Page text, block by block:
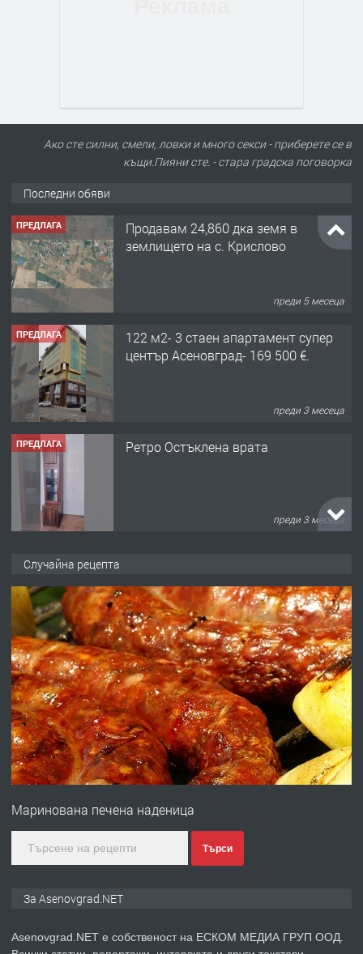
Ако сте силни, смели, ловки и много секси - приберете се в
къщи.Пияни сте. - стара градска поговорка
Последни обяви
ПРЕДЛАГА
Продавам 24,860 дка земя в
землището на с. Крислово
преди 5 месеца
ПРЕДЛАГА
122 м2- 3 стаен апартамент супер
център Асеновград- 169 500 €.
преди 3 месеца
ПРЕДЛАГА Ретро Остъклена врата
преди 3 месеца
преди 10 месеца
ПРЕДЛАГА
Професионална броячна машина -
със сертификат от ЕЦБ
преди 1 година
ПРЕДЛАГА
Професионална зеленчукорезачка
Случайна рецепта
Маринована печена наденица
Търси
За Asenovgrad.NET
Asenovgrad.NET е собственост на ЕСКОМ МЕДИА ГРУП ООД.